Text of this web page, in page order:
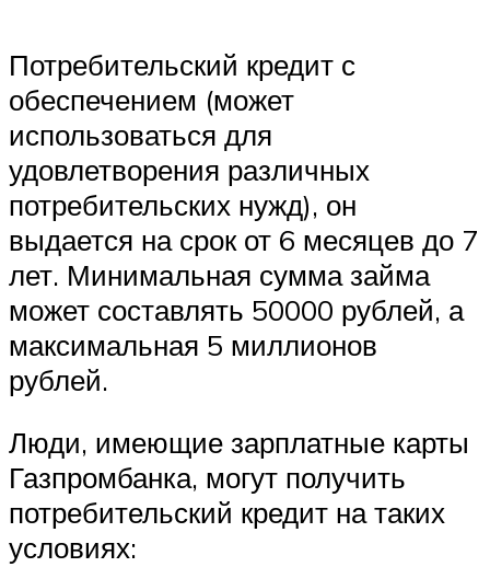
Потребительский кредит с
обеспечением (может
использоваться для
удовлетворения различных
потребительских нужд), он
выдается на срок от 6 месяцев до 7
лет. Минимальная сумма займа
может составлять 50000 рублей, а
максимальная 5 миллионов
рублей.
Люди, имеющие зарплатные карты
Газпромбанка, могут получить
потребительский кредит на таких
условиях: